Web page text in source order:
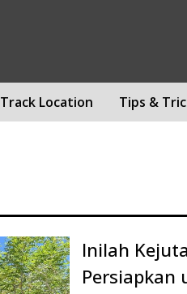
Track Location Tips &
Inilah
Persiapkan